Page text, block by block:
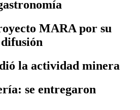
MARA por su
la actividad minera
se entregaron